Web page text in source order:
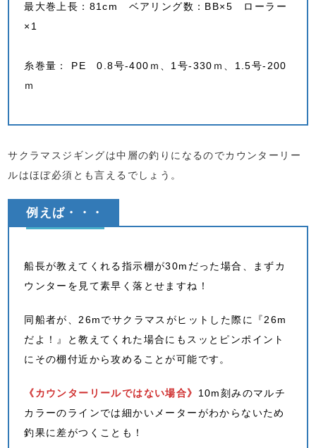
最大巻上長：81cm ベアリング数：BB×5 ローラー
×1
糸巻量： PE 0.8号-400ｍ、1号-330ｍ、1.5号-200
ｍ
サクラマスジギングは中層の釣りになるのでカウンターリー
ルはほぼ必須とも言えるでしょう。
例えば・・・
船長が教えてくれる指示棚が30mだった場合、まずカ
ウンターを見て素早く落とせますね！
同船者が、26mでサクラマスがヒットした際に『26m
だよ！』と教えてくれた場合にもスッとピンポイント
にその棚付近から攻めることが可能です。
《カウンターリールではない場合》 10m刻みのマルチ
カラーのラインでは細かいメーターがわからないため
釣果に差がつくことも！